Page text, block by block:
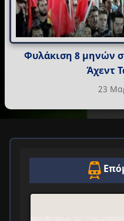
Φυλάκιση 8 μηνών
Άχεντ
23